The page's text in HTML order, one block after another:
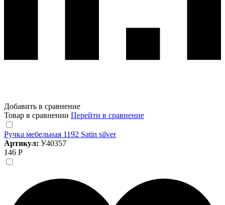
Добавить в сравнение
Товар в сравнении Перейти в сравнение
Ручка мебельная 1192 Satin silver
Артикул: У40357
146 Р